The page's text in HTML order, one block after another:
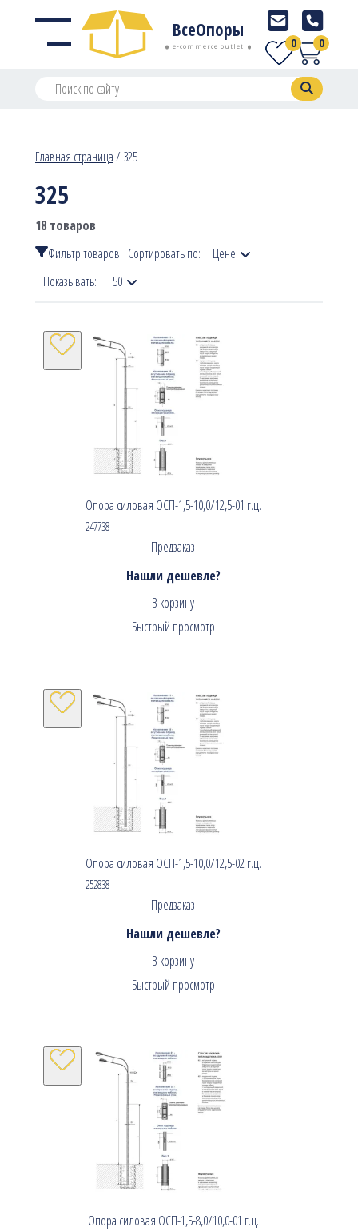
ВсеОпоры
e-commerce outlet 0
0
Главная страница/325
325
18 товаров
Фильтр товаров Сортировать по:
Цене
Показывать:
50
Опора силовая ОСП-1,5-10,0/12,5-01 г.ц.
247738
Предзаказ
Нашли дешевле?
В корзину
Быстрый просмотр
Опора силовая ОСП-1,5-10,0/12,5-02 г.ц.
252838
Предзаказ
Нашли дешевле?
В корзину
Быстрый просмотр
Опора силовая ОСП-1,5-8,0/10,0-01 г.ц.